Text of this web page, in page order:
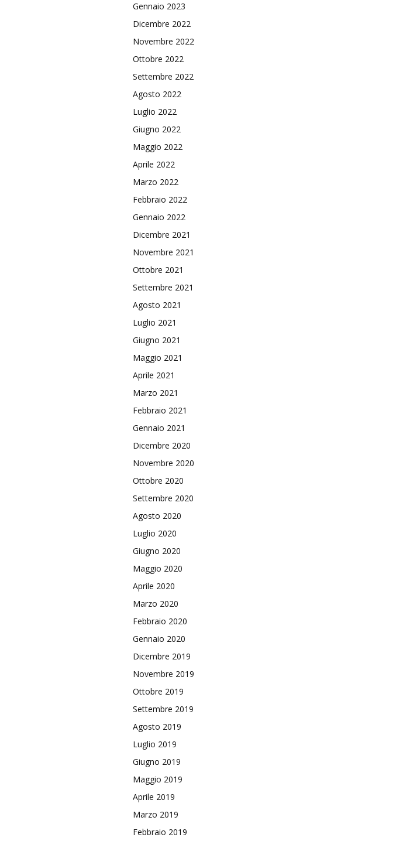
Gennaio 2023
Dicembre 2022
Novembre 2022
Ottobre 2022
Settembre 2022
Agosto 2022
Luglio 2022
Giugno 2022
Maggio 2022
Aprile 2022
Marzo 2022
Febbraio 2022
Gennaio 2022
Dicembre 2021
Novembre 2021
Ottobre 2021
Settembre 2021
Agosto 2021
Luglio 2021
Giugno 2021
Maggio 2021
Aprile 2021
Marzo 2021
Febbraio 2021
Gennaio 2021
Dicembre 2020
Novembre 2020
Ottobre 2020
Settembre 2020
Agosto 2020
Luglio 2020
Giugno 2020
Maggio 2020
Aprile 2020
Marzo 2020
Febbraio 2020
Gennaio 2020
Dicembre 2019
Novembre 2019
Ottobre 2019
Settembre 2019
Agosto 2019
Luglio 2019
Giugno 2019
Maggio 2019
Aprile 2019
Marzo 2019
Febbraio 2019